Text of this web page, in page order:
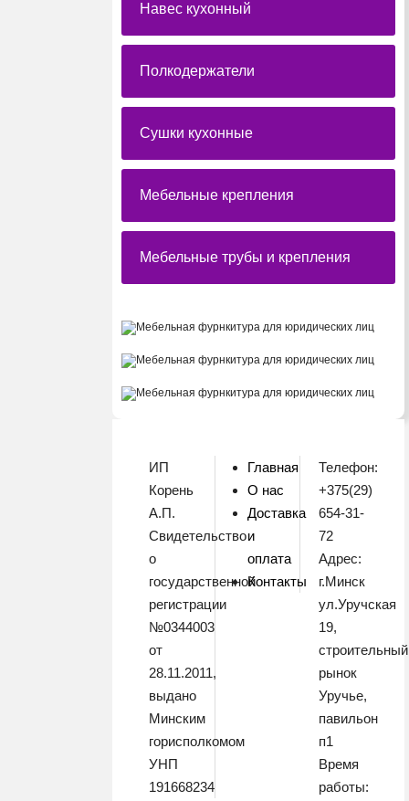
Навес кухонный
Полкодержатели
Сушки кухонные
Мебельные крепления
Мебельные трубы и крепления
ИП
Корень
А.П.
Свидетельство
о
государственной
регистрации
№0344003
от
28.11.2011,
выдано
Минским
горисполкомом
УНП
191668234
Главная
О нас
Доставка
и
оплата
Контакты
Телефон:
+375(29)
654-31-
72
Адрес:
г.Минск
ул.Уручская
19,
строительный
рынок
Уручье,
павильон
п1
Время
работы: